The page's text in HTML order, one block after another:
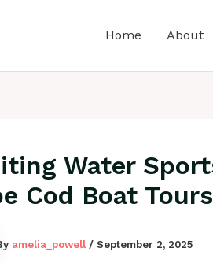
Home About
Water
Cod Boat Tours
amelia_powell / September 2, 2025